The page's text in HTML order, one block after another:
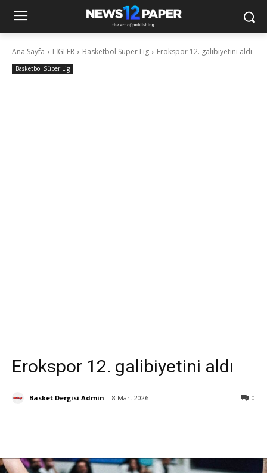
Ana Sayfa LİGLER Basketbol Süper Lig Erokspor 12. galibiyetini aldı
Basketbol Süper Lig
Erokspor 12. galibiyetini aldı
Basket Dergisi Admin 8 Mart 2026 0